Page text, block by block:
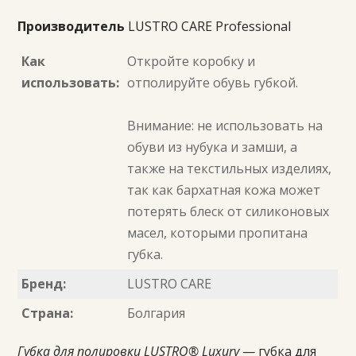
Производитель LUSTRO CARE Professional
Как
использовать:
Откройте коробку и
отполируйте обувь губкой.
Внимание: не использовать на
обуви из нубука и замши, а
также на текстильных изделиях,
так как бархатная кожа может
потерять блеск от силиконовых
масел, которыми пропитана
губка.
Бренд:
LUSTRO CARE
Страна:
Болгария
Губка для полировки LUSTRO® Luxury— губка для